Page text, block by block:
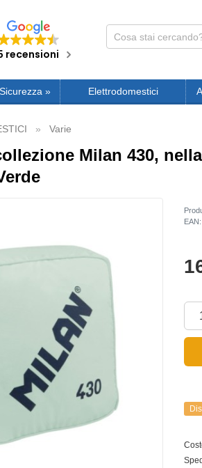
recensioni
» Elettrodomestici
Varie
Milan 430,